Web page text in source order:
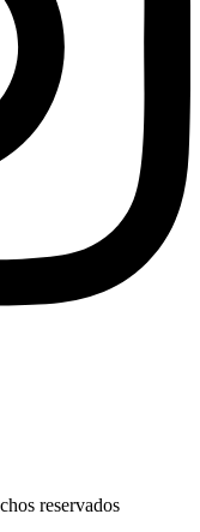
reservados